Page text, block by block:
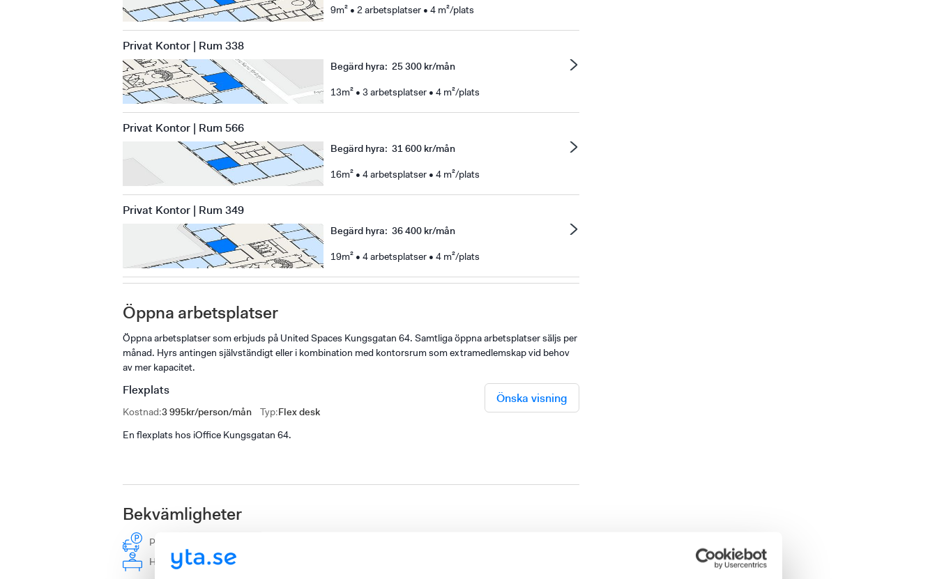
9m² • 2 arbetsplatser • 4 m²/plats
Privat Kontor | Rum 338
Begärd hyra: 25 300 kr/mån
13m² • 3 arbetsplatser • 4 m²/plats
Privat Kontor | Rum 566
Begärd hyra: 31 600 kr/mån
16m² • 4 arbetsplatser • 4 m²/plats
Privat Kontor | Rum 349
Begärd hyra: 36 400 kr/mån
19m² • 4 arbetsplatser • 4 m²/plats
Öppna arbetsplatser
Öppna arbetsplatser som erbjuds på United Spaces Kungsgatan 64. Samtliga öppna arbetsplatser säljs per
månad. Hyrs antingen självständigt eller i kombination med kontorsrum som extramedlemskap vid behov
av mer kapacitet.
Flexplats
Kostnad:3 995kr/person/mån Typ:Flex desk
En flexplats hos iOffice Kungsgatan 64.
Önska visning
Bekvämligheter
Parkering
Höj- och sänkbara skrivbord